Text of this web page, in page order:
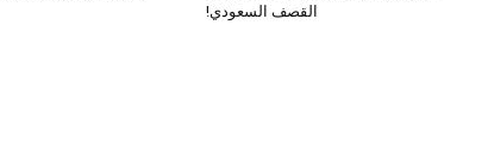
القصف السعودي!